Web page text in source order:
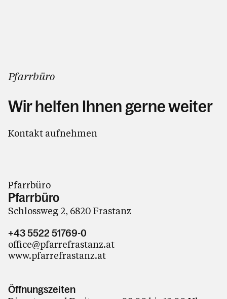
Pfarrbüro
Wir helfen Ihnen gerne weiter
Kontakt aufnehmen
Pfarrbüro
Pfarrbüro
Schlossweg 2, 6820 Frastanz
+43 5522 51769-0
office@pfarrefrastanz.at
www.pfarrefrastanz.at
Öffnungszeiten